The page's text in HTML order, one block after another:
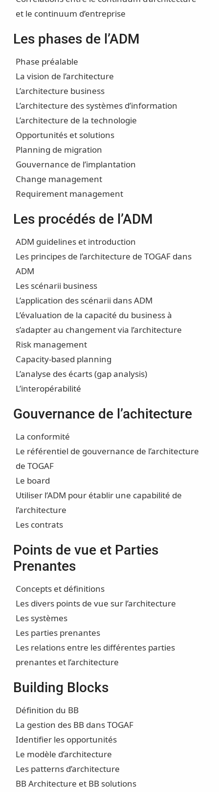
et le continuum d’entreprise
Les phases de l’ADM
Phase préalable
La vision de l’architecture
L’architecture business
L’architecture des systèmes d’information
L’architecture de la technologie
Opportunités et solutions
Planning de migration
Gouvernance de l’implantation
Change management
Requirement management
Les procédés de l’ADM
ADM guidelines et introduction
Les principes de l’architecture de TOGAF dans
ADM
Les scénarii business
L’application des scénarii dans ADM
L’évaluation de la capacité du business à
s’adapter au changement via l’architecture
Risk management
Capacity-based planning
L’analyse des écarts (gap analysis)
L’interopérabilité
Gouvernance de l’achitecture
La conformité
Le référentiel de gouvernance de l’architecture
de TOGAF
Le board
Utiliser l’ADM pour établir une capabilité de
l’architecture
Les contrats
Points de vue et Parties
Prenantes
Concepts et définitions
Les divers points de vue sur l’architecture
Les systèmes
Les parties prenantes
Les relations entre les différentes parties
prenantes et l’architecture
Building Blocks
Définition du BB
La gestion des BB dans TOGAF
Identifier les opportunités
Le modèle d’architecture
Les patterns d’architecture
BB Architecture et BB solutions